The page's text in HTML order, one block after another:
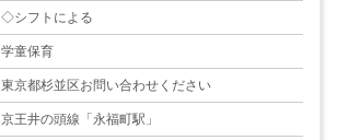
◇シフトによる
学童保育
東京都杉並区お問い合わせください
京王井の頭線「永福町駅」